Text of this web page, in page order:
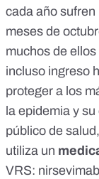
cada año
meses de
muchos de
incluso ingreso
proteger a los
la epidemia y
público de
utiliza un
VRS: